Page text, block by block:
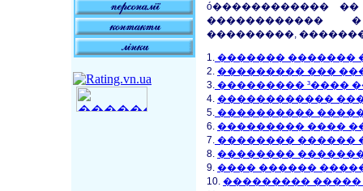
ó������������
������������
���������,
1. ������� �������
2. ��������� ���
3. ��������� ³����
4. ������������
5. ����������
6. ��������� ����
7. �������� ������
8. ��������
9. ���� ������
10. ���������